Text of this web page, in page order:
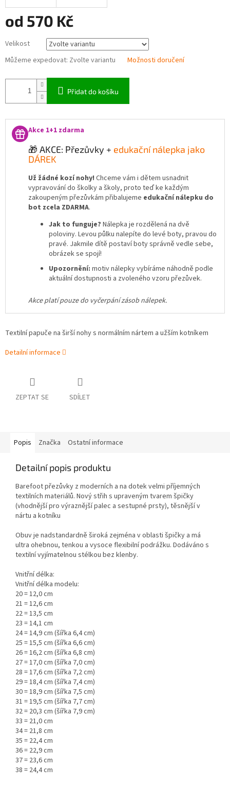
od 570 Kč
cena:
Velikost
Můžeme expedovat: Zvolte variantu Možnosti doručení
Přidat do košíku
Akce 1+1 zdarma
🎁 AKCE: Přezůvky + edukační nálepka jako
DÁREK
Už žádné kozí nohy! Chceme vám i dětem usnadnit
vypravování do školky a školy, proto teď ke každým
zakoupeným přezůvkám přibalujeme edukační nálepku do
bot zcela ZDARMA.
Jak to funguje? Nálepka je rozdělená na dvě
poloviny. Levou půlku nalepíte do levé boty, pravou do
pravé. Jakmile dítě postaví boty správně vedle sebe,
obrázek se spojí!
Upozornění: motiv nálepky vybíráme náhodně podle
aktuální dostupnosti a zvoleného vzoru přezůvek.
Akce platí pouze do vyčerpání zásob nálepek.
Textilní papuče na širší nohy s normálním nártem a užším kotníkem
Detailní informace
ZEPTAT SE SDÍLET
Popis Značka Ostatní informace
Detailní popis produktu
Barefoot přezůvky z moderních a na dotek velmi příjemných
textilních materiálů. Nový střih s upraveným tvarem špičky
(vhodnější pro výraznější palec a sestupné prsty), těsnější v
nártu a kotníku
Obuv je nadstandardně široká zejména v oblasti špičky a má
ultra ohebnou, tenkou a vysoce flexibilní podrážku. Dodáváno s
textilní vyjímatelnou stélkou bez klenby.
Vnitřní délka:
Vnitřní délka modelu:
20 = 12,0 cm
21 = 12,6 cm
22 = 13,5 cm
23 = 14,1 cm
24 = 14,9 cm (šířka 6,4 cm)
25 = 15,5 cm (šířka 6,6 cm)
26 = 16,2 cm (šířka 6,8 cm)
27 = 17,0 cm (šířka 7,0 cm)
28 = 17,6 cm (šířka 7,2 cm)
29 = 18,4 cm (šířka 7,4 cm)
30 = 18,9 cm (šířka 7,5 cm)
31 = 19,5 cm (šířka 7,7 cm)
32 = 20,3 cm (šířka 7,9 cm)
33 = 21,0 cm
34 = 21,8 cm
35 = 22,4 cm
36 = 22,9 cm
37 = 23,6 cm
38 = 24,4 cm